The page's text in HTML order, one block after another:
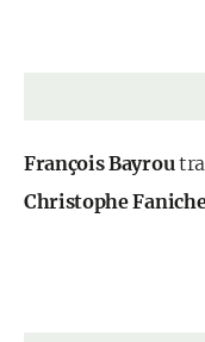
François Bayrou
Christophe